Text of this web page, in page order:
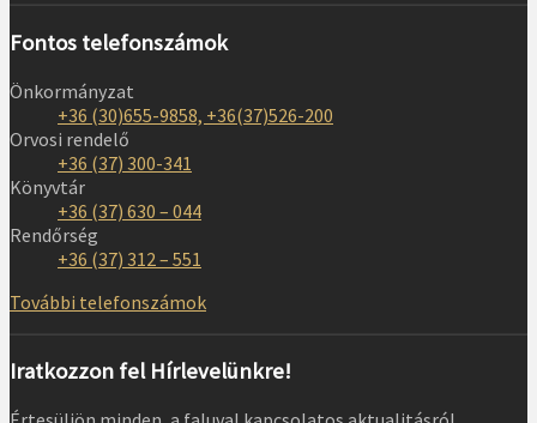
Fontos telefonszámok
Önkormányzat
+36 (30)655-9858, +36(37)526-200
Orvosi rendelő
+36 (37) 300-341
Könyvtár
+36 (37) 630 – 044
Rendőrség
+36 (37) 312 – 551
További telefonszámok
Iratkozzon fel Hírlevelünkre!